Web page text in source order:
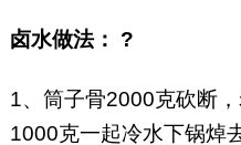
卤水做法： ?
1、筒子骨2000克砍断
1000克一起冷水下锅焯